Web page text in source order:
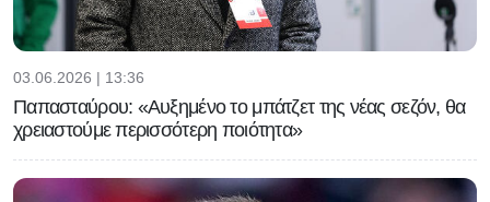
03.06.2026 | 13:36
Παπασταύρου: «Αυξημένο το μπάτζετ της νέας σεζόν, θα
χρειαστούμε περισσότερη ποιότητα»